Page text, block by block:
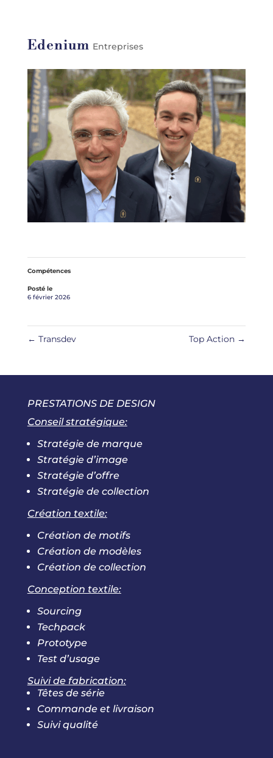
Edenium Entreprises
Compétences
Posté le
6 février 2026
← Transdev Top Action →
PRESTATIONS DE DESIGN
Conseil stratégique:
Stratégie de marque
Stratégie d’image
Stratégie d’offre
Stratégie de collection
Création textile:
Création de motifs
Création de modèles
Création de collection
Conception textile:
Sourcing
Techpack
Prototype
Test d’usage
Suivi de fabrication:
Têtes de série
Commande et livraison
Suivi qualité